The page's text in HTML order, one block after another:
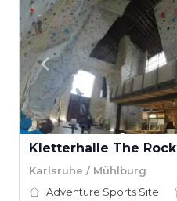
Kletterhalle The Rock
Karlsruhe / Mühlburg
Adventure Sports Site